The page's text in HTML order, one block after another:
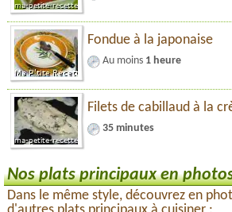
Fondue à la japonaise
Au moins 1 heure
Filets de cabillaud à la
35 minutes
Nos plats principaux en
Dans le même style, découvrez en